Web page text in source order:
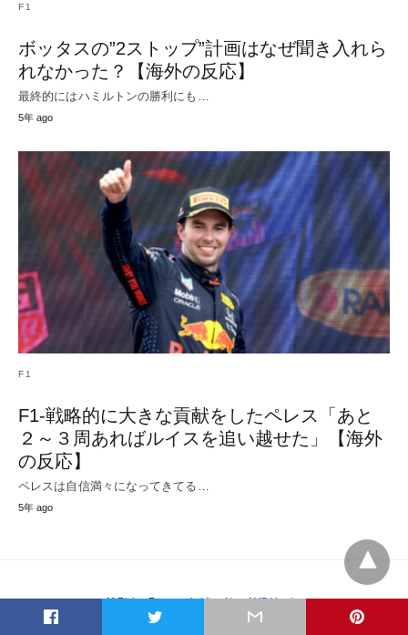
F1
ボッタスの”2ストップ”計画はなぜ聞き入れら
れなかった？【海外の反応】
最終的にはハミルトンの勝利にも…
5年 ago
F1
F1-戦略的に大きな貢献をしたペレス「あと
２～３周あればルイスを追い越せた」【海外
の反応】
ペレスは自信満々になってきてる…
5年 ago
All Rights Reserved View Non-AMP Version